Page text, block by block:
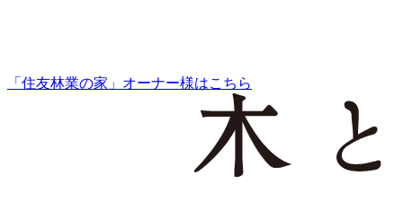
「住友林業の家」オーナー様はこちら